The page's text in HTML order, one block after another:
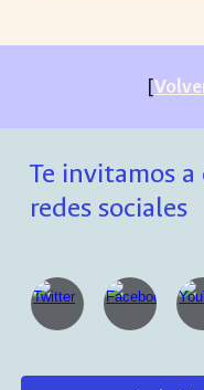
[
Te invitamos
redes sociales